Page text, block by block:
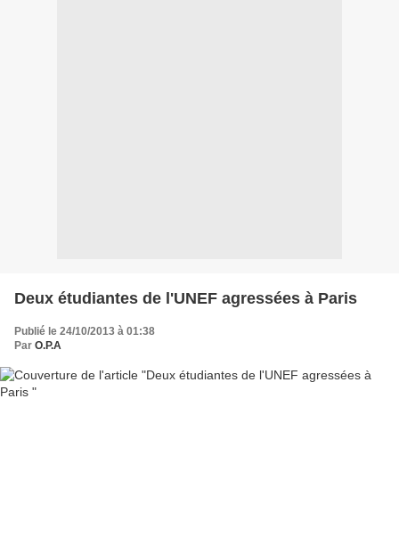
Deux étudiantes de l'UNEF agressées à Paris
Publié le 24/10/2013 à 01:38
Par O.P.A